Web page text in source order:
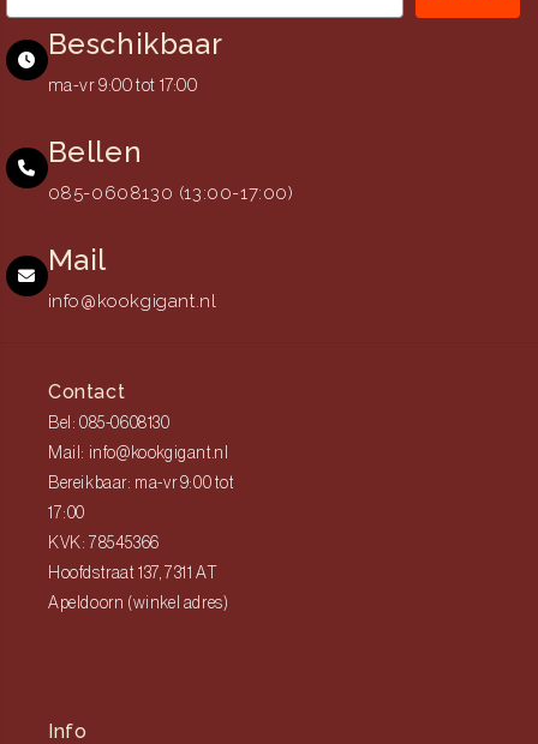
Beschikbaar
ma-vr 9:00 tot 17:00
Bellen
085-0608130 (13:00-17:00)
Mail
info@kookgigant.nl
Contact
Bel: 085-0608130
Mail: info@kookgigant.nl
Bereikbaar: ma-vr 9:00 tot
17:00
KVK: 78545366
Hoofdstraat 137, 7311 AT
Apeldoorn (winkel adres)
Info